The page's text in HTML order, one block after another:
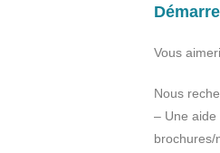
Vous
Nous
– Une
brochures/